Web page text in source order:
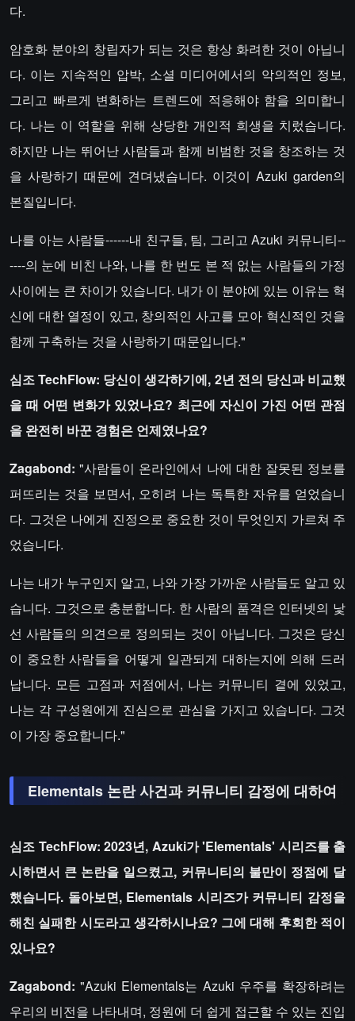
다.
암호화 분야의 창립자가 되는 것은 항상 화려한 것이 아닙니
다. 이는 지속적인 압박, 소셜 미디어에서의 악의적인 정보,
그리고 빠르게 변화하는 트렌드에 적응해야 함을 의미합니
다. 나는 이 역할을 위해 상당한 개인적 희생을 치렀습니다.
하지만 나는 뛰어난 사람들과 함께 비범한 것을 창조하는 것
을 사랑하기 때문에 견뎌냈습니다. 이것이 Azuki garden의
본질입니다.
나를 아는 사람들------내 친구들, 팀, 그리고 Azuki 커뮤니티--
----의 눈에 비친 나와, 나를 한 번도 본 적 없는 사람들의 가정
사이에는 큰 차이가 있습니다. 내가 이 분야에 있는 이유는 혁
신에 대한 열정이 있고, 창의적인 사고를 모아 혁신적인 것을
함께 구축하는 것을 사랑하기 때문입니다."
심조 TechFlow: 당신이 생각하기에, 2년 전의 당신과 비교했
을 때 어떤 변화가 있었나요? 최근에 자신이 가진 어떤 관점
을 완전히 바꾼 경험은 언제였나요?
Zagabond: "사람들이 온라인에서 나에 대한 잘못된 정보를
퍼뜨리는 것을 보면서, 오히려 나는 독특한 자유를 얻었습니
다. 그것은 나에게 진정으로 중요한 것이 무엇인지 가르쳐 주
었습니다.
나는 내가 누구인지 알고, 나와 가장 가까운 사람들도 알고 있
습니다. 그것으로 충분합니다. 한 사람의 품격은 인터넷의 낯
선 사람들의 의견으로 정의되는 것이 아닙니다. 그것은 당신
이 중요한 사람들을 어떻게 일관되게 대하는지에 의해 드러
납니다. 모든 고점과 저점에서, 나는 커뮤니티 곁에 있었고,
나는 각 구성원에게 진심으로 관심을 가지고 있습니다. 그것
이 가장 중요합니다."
Elementals 논란 사건과 커뮤니티 감정에 대하여
심조 TechFlow: 2023년, Azuki가 'Elementals' 시리즈를 출
시하면서 큰 논란을 일으켰고, 커뮤니티의 불만이 정점에 달
했습니다. 돌아보면, Elementals 시리즈가 커뮤니티 감정을
해친 실패한 시도라고 생각하시나요? 그에 대해 후회한 적이
있나요?
Zagabond: "Azuki Elementals는 Azuki 우주를 확장하려는
우리의 비전을 나타내며, 정원에 더 쉽게 접근할 수 있는 진입